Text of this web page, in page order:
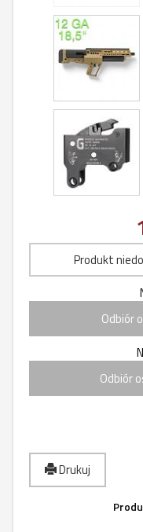
Produkt
Odbiór
Odbiór
Drukuj